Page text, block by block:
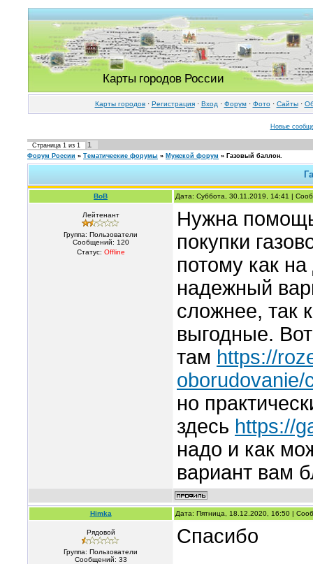
Карты городов России
Карты городов· Регистрация· Вход · Форум· Фото· Cайты·
Новые
Страница 1 из 1 1
Форум России » Тематические форумы » Мужской форум » Газовый баллон.
BoB Дата: Суббота, 30.11.2019, 14:41 |
Лейтенант
Группа: Пользователи
Сообщений: 120
Статус: Offline
Нужна
покупки
потому как
надежный
сложнее, так
выгодные. Вот
там https://
oborudovanie/
но
здесь https://
надо и как
вариант вам
Himka Дата: Пятница, 18.12.2020, 16:50 |
Рядовой
Группа: Пользователи
Сообщений: 33
Спасибо